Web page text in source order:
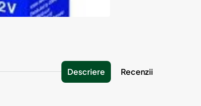
Descriere Recenzii